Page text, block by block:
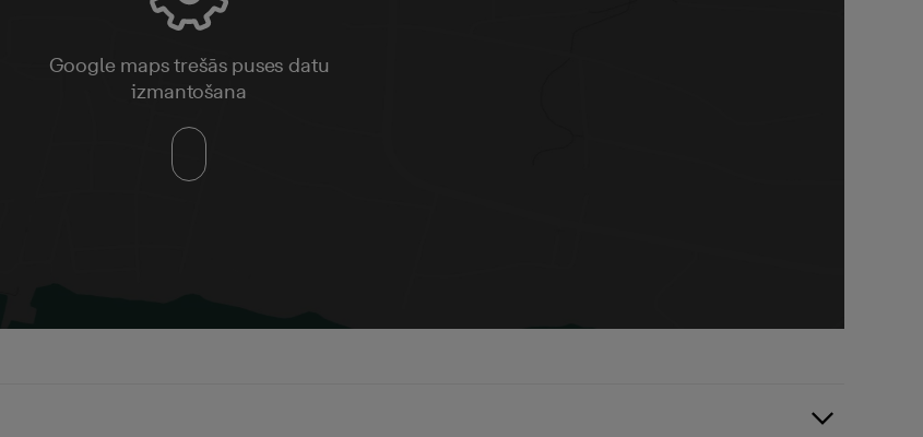
Google maps trešās puses datu
izmantošana